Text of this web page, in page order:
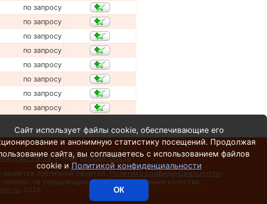
по запросу
по запросу
по запросу
по запросу
по запросу
по запросу
по запросу
по запросу
240-79-13,E-mail:info@pt-064.ru
публичной офертой. Политика конфиденциальности
не ухудшающие ее эксплуатационные качества.
, 2026
Сайт использует файлы cookie, обеспечивающие его
и анонимную статистику посещений. Продолжая
сайта, вы соглашаетесь с использованием файлов
cookie и Политикой конфиденциальности
ОК